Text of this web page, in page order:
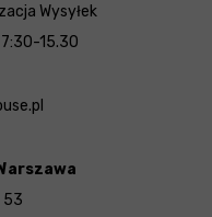
Wysyłek
7:30-15.30
53